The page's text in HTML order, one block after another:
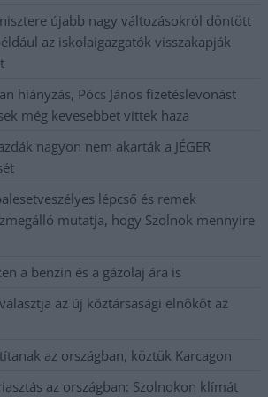
újabb nagy változásokról döntött
az iskolaigazgatók visszakapják
hiányzás, Pócs János fizetéslevonást
még kevesebbet vittek haza
nagyon nem akarták a JÉGER
lépcső és remek
mutatja, hogy Szolnok mennyire
a benzin és a gázolaj ára is
az új köztársasági elnököt az
az országban, köztük Karcagon
az országban: Szolnokon klímát